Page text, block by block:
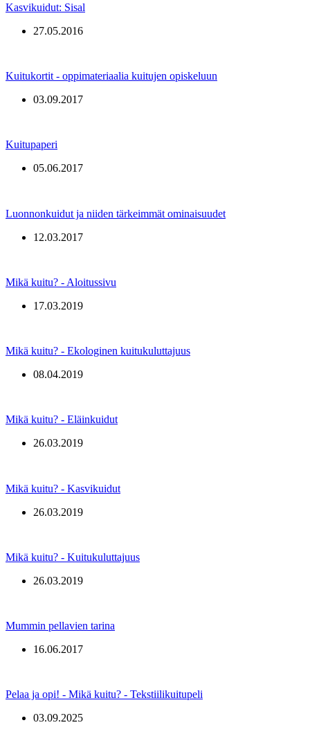
Kasvikuidut: Sisal
27.05.2016
Kuitukortit - oppimateriaalia kuitujen opiskeluun
03.09.2017
Kuitupaperi
05.06.2017
Luonnonkuidut ja niiden tärkeimmät ominaisuudet
12.03.2017
Mikä kuitu? - Aloitussivu
17.03.2019
Mikä kuitu? - Ekologinen kuitukuluttajuus
08.04.2019
Mikä kuitu? - Eläinkuidut
26.03.2019
Mikä kuitu? - Kasvikuidut
26.03.2019
Mikä kuitu? - Kuitukuluttajuus
26.03.2019
Mummin pellavien tarina
16.06.2017
Pelaa ja opi! - Mikä kuitu? - Tekstiilikuitupeli
03.09.2025